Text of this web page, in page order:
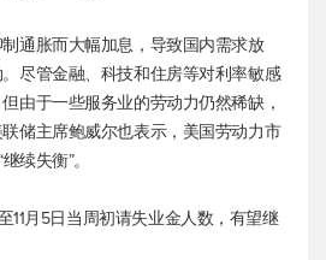
通胀而大幅加息，导致国内需求放
尽管金融、科技和住房等对利率敏感
由于一些服务业的劳动力仍然稀缺，
储主席鲍威尔也表示，美国劳动力市
续失衡”。
11月5日当周初请失业金人数，有望继